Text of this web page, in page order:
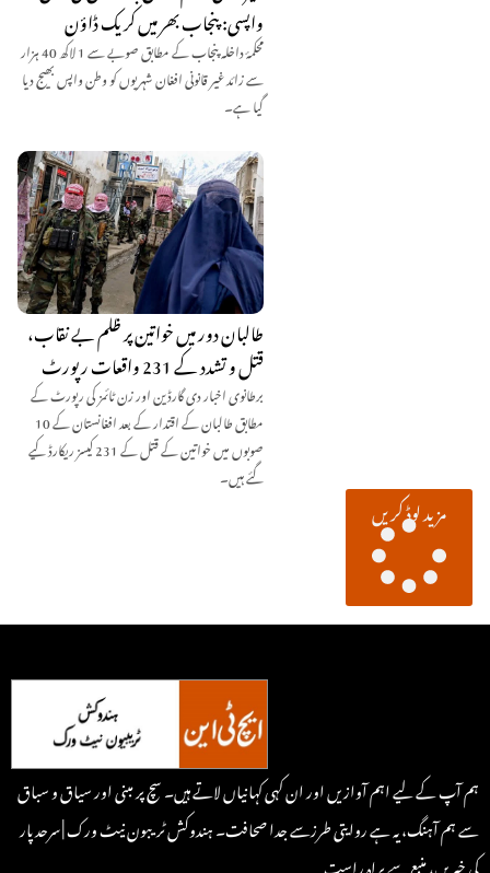
واپسی: پنجاب بھر میں کریک ڈاؤن
محکمۂ داخلہ پنجاب کے مطابق صوبے سے 1 لاکھ 40 ہزار
سے زائد غیر قانونی افغان شہریوں کو وطن واپس بھیج دیا
گیا ہے۔
طالبان دور میں خواتین پر ظلم بے نقاب،
قتل و تشدد کے 231 واقعات رپورٹ
برطانوی اخبار دی گارڈین اور زن ٹائمز کی رپورٹ کے
مطابق طالبان کے اقتدار کے بعد افغانستان کے 10
صوبوں میں خواتین کے قتل کے 231 کیسز ریکارڈ کیے
گئے ہیں۔
مزید لوڈ کریں
ہم آپ کے لیے اہم آوازیں اور ان کہی کہانیاں لاتے ہیں۔ سچ پر مبنی اور سیاق و سباق
سے ہم آہنگ، یہ ہے روایتی طرزسے جدا صحافت۔ ہندوکش ٹریبون نیٹ ورک | سرحد پار
کی خبریں، منبع سے براہِ راست